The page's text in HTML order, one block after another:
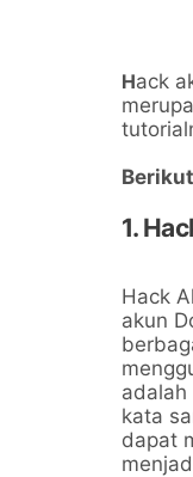
Hack
1.
Hack
akun
adalah
kata
dapat